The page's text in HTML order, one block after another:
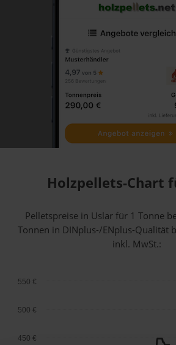
Holzpellets-Chart
Pelletspreise in Uslar für 1 Tonne
Tonnen in DINplus-/ENplus-Qualität
inkl. MwSt.:
450 €
500 €
550 €